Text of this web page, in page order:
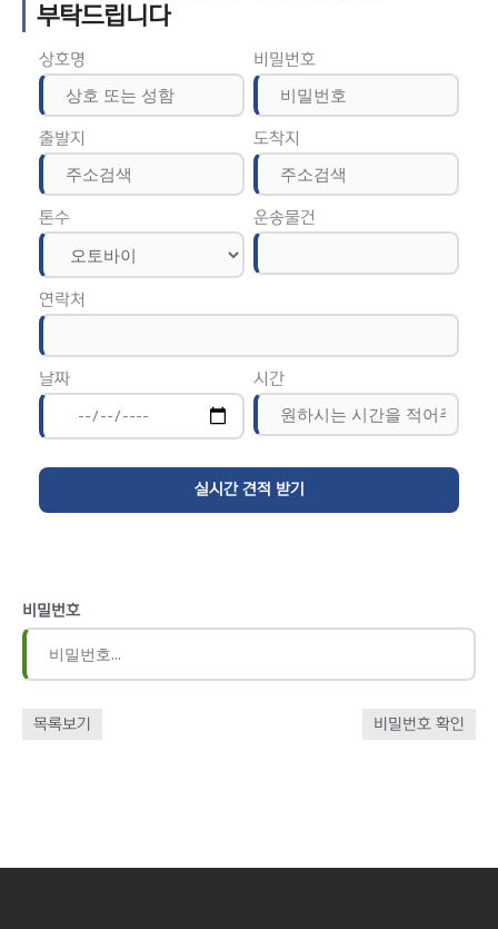
부탁드립니다
상호명 비밀번호
출발지 도착지
톤수 운송물건
연락처
날짜 시간
비밀번호
목록보기 비밀번호 확인